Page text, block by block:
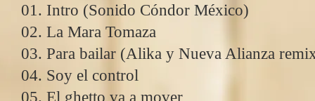
01. Intro (Sonido Cóndor México)
02. La Mara Tomaza
03. Para bailar (Alika y Nueva Alianza
04. Soy el control
05. El ghetto va a mover